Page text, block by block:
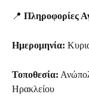
📍 Πληροφορίες
Ημερομηνία:
Τοποθεσία:
Ηρακλείου